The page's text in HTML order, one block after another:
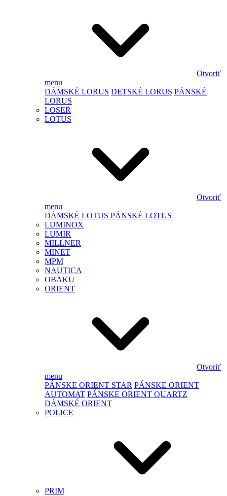
Otvoriť
menu
DÁMSKÉ LORUS DETSKÉ LORUS PÁNSKÉ
LORUS
LOSER
LOTUS
Otvoriť
menu
DÁMSKÉ LOTUS PÁNSKÉ LOTUS
LUMINOX
LUMIR
MILLNER
MINET
MPM
NAUTICA
OBAKU
ORIENT
Otvoriť
menu
PÁNSKE ORIENT STAR PÁNSKE ORIENT
AUTOMAT PÁNSKE ORIENT QUARTZ
DÁMSKÉ ORIENT
POLICE
PRIM